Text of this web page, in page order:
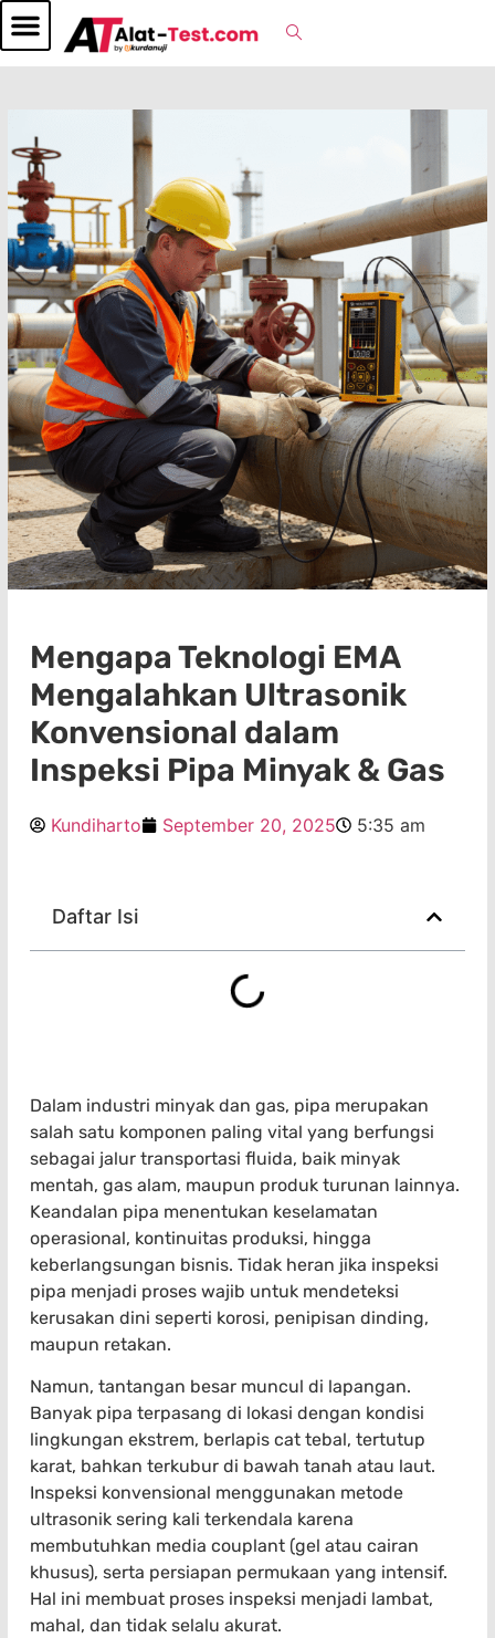
Mengapa Teknologi EMA
Mengalahkan Ultrasonik
Konvensional dalam
Inspeksi Pipa Minyak & Gas
Kundiharto September 20, 2025 5:35 am
Daftar Isi
Dalam industri minyak dan gas, pipa merupakan
salah satu komponen paling vital yang berfungsi
sebagai jalur transportasi fluida, baik minyak
mentah, gas alam, maupun produk turunan lainnya.
Keandalan pipa menentukan keselamatan
operasional, kontinuitas produksi, hingga
keberlangsungan bisnis. Tidak heran jika inspeksi
pipa menjadi proses wajib untuk mendeteksi
kerusakan dini seperti korosi, penipisan dinding,
maupun retakan.
Namun, tantangan besar muncul di lapangan.
Banyak pipa terpasang di lokasi dengan kondisi
lingkungan ekstrem, berlapis cat tebal, tertutup
karat, bahkan terkubur di bawah tanah atau laut.
Inspeksi konvensional menggunakan metode
ultrasonik sering kali terkendala karena
membutuhkan media couplant (gel atau cairan
khusus), serta persiapan permukaan yang intensif.
Hal ini membuat proses inspeksi menjadi lambat,
mahal, dan tidak selalu akurat.